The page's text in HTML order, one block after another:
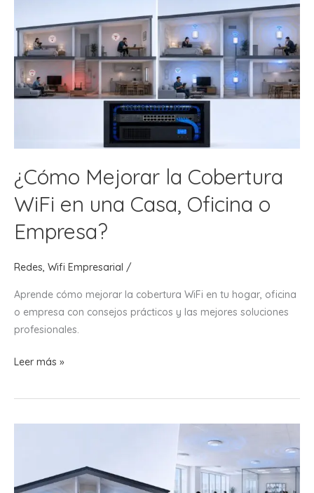
¿Cómo Mejorar la Cobertura
WiFi en una Casa, Oficina o
Empresa?
Redes, Wifi Empresarial /
Aprende cómo mejorar la cobertura WiFi en tu hogar, oficina
o empresa con consejos prácticos y las mejores soluciones
profesionales.
¿Cómo
la
Casa,
Leer más »